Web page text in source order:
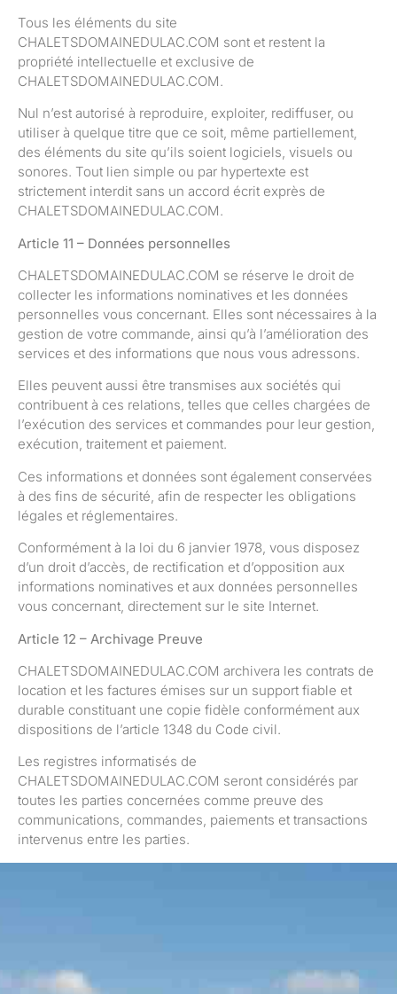
Tous les éléments du site
CHALETSDOMAINEDULAC.COM sont et restent la
propriété intellectuelle et exclusive de
CHALETSDOMAINEDULAC.COM.
Nul n’est autorisé à reproduire, exploiter, rediffuser, ou
utiliser à quelque titre que ce soit, même partiellement,
des éléments du site qu’ils soient logiciels, visuels ou
sonores. Tout lien simple ou par hypertexte est
strictement interdit sans un accord écrit exprès de
CHALETSDOMAINEDULAC.COM.
Article 11 – Données personnelles
CHALETSDOMAINEDULAC.COM se réserve le droit de
collecter les informations nominatives et les données
personnelles vous concernant. Elles sont nécessaires à la
gestion de votre commande, ainsi qu’à l’amélioration des
services et des informations que nous vous adressons.
Elles peuvent aussi être transmises aux sociétés qui
contribuent à ces relations, telles que celles chargées de
l’exécution des services et commandes pour leur gestion,
exécution, traitement et paiement.
Ces informations et données sont également conservées
à des fins de sécurité, afin de respecter les obligations
légales et réglementaires.
Conformément à la loi du 6 janvier 1978, vous disposez
d’un droit d’accès, de rectification et d’opposition aux
informations nominatives et aux données personnelles
vous concernant, directement sur le site Internet.
Article 12 – Archivage Preuve
CHALETSDOMAINEDULAC.COM archivera les contrats de
location et les factures émises sur un support fiable et
durable constituant une copie fidèle conformément aux
dispositions de l’article 1348 du Code civil.
Les registres informatisés de
CHALETSDOMAINEDULAC.COM seront considérés par
toutes les parties concernées comme preuve des
communications, commandes, paiements et transactions
intervenus entre les parties.